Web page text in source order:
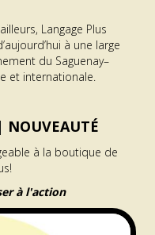
Langage Plus
à une large
du Saguenay–
et internationale.
NOUVEAUTÉ
à la boutique de
à l'action